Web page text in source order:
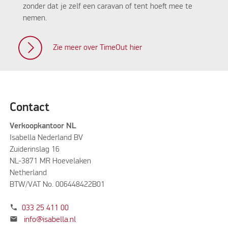
zonder dat je zelf een caravan of tent hoeft mee te
nemen.
Zie meer over TimeOut hier
Contact
Verkoopkantoor NL
Isabella Nederland BV
Zuiderinslag 16
NL-3871 MR Hoevelaken
Netherland
BTW/VAT No. 006448422B01
phone 033 25 411 00
mail info@isabella.nl